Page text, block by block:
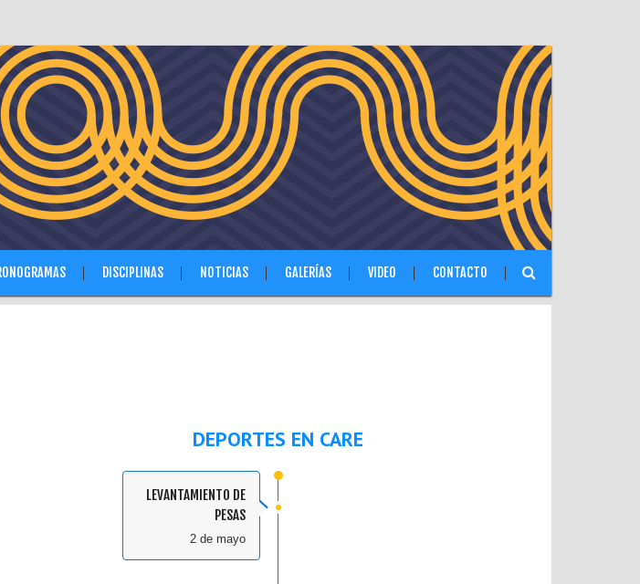
DISCIPLINAS NOTICIAS GALERÍAS VIDEO CONTACTO
DEPORTES EN CARE
LEVANTAMIENTO DE
PESAS
2 de mayo